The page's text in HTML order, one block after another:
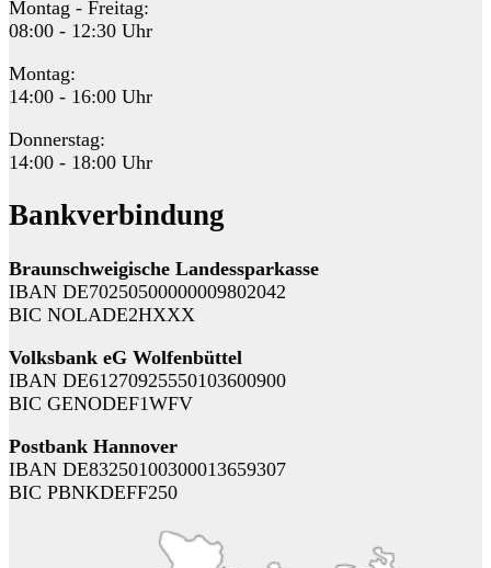
Montag - Freitag:
08:00 - 12:30 Uhr
Montag:
14:00 - 16:00 Uhr
Donnerstag:
14:00 - 18:00 Uhr
Bankverbindung
Braunschweigische Landessparkasse
IBAN DE70250500000009802042
BIC NOLADE2HXXX
Volksbank eG Wolfenbüttel
IBAN DE61270925550103600900
BIC GENODEF1WFV
Postbank Hannover
IBAN DE83250100300013659307
BIC PBNKDEFF250